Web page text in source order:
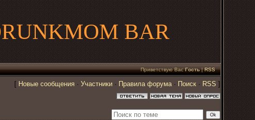
BAR
Приветствую Вас Гость|RSS
[ Новые сообщения · Участники · Правила форума· Поиск · RSS ]